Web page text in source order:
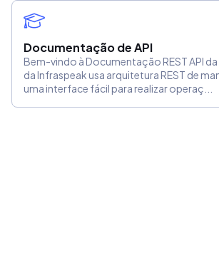
Documentação de API
Bem-vindo à Documentação REST API da
da Infraspeak usa arquitetura REST de
uma interface fácil para realizar operaç...